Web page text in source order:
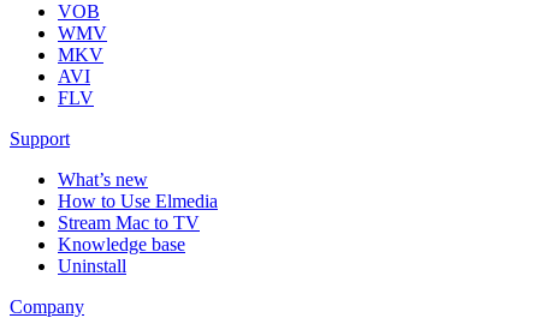
VOB
WMV
MKV
AVI
FLV
Support
What’s new
How to Use Elmedia
Stream Mac to TV
Knowledge base
Uninstall
Company